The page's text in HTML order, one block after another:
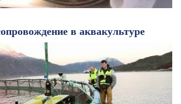
в аквакультуре